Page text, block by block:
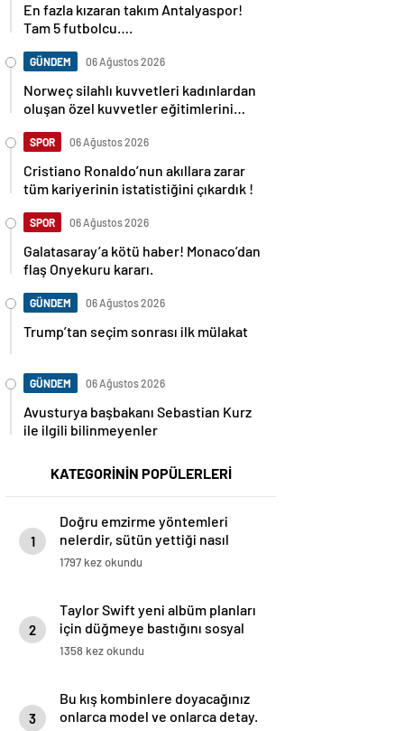
En fazla kızaran takım Antalyaspor!
Tam 5 futbolcu….
GÜNDEM 06 Ağustos 2026
Norweç silahlı kuvvetleri kadınlardan
oluşan özel kuvvetler eğitimlerini
SPOR 06 Ağustos 2026
Cristiano Ronaldo’nun akıllara zarar
tüm kariyerinin istatistiğini çıkardık !
SPOR 06 Ağustos 2026
Galatasaray’a kötü haber! Monaco’dan
flaş Onyekuru kararı.
GÜNDEM 06 Ağustos 2026
Trump’tan seçim sonrası ilk mülakat
GÜNDEM 06 Ağustos 2026
Avusturya başbakanı Sebastian Kurz
ile ilgili bilinmeyenler
KATEGORİNİN POPÜLERLERİ
1
Doğru emzirme yöntemleri
nelerdir, sütün yettiği nasıl
anlaşılır?
1797 kez okundu
2
Taylor Swift yeni albüm planları
için düğmeye bastığını sosyal
medyadan duyurdu!
1358 kez okundu
3
Bu kış kombinlere doyacağınız
onlarca model ve onlarca detay.